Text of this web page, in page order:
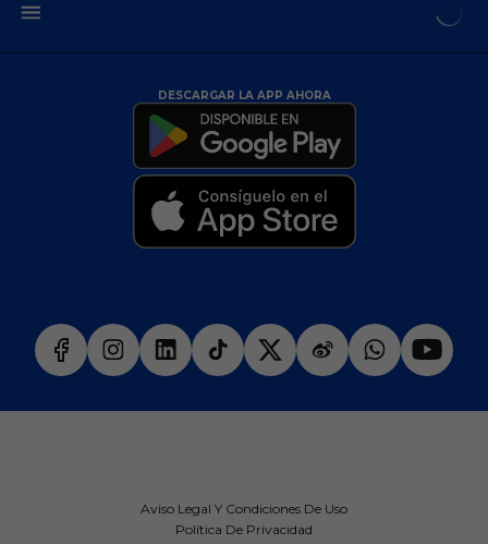
DESCARGAR LA APP AHORA
Aviso Legal Y Condiciones De Uso
Política De Privacidad